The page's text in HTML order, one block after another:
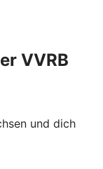
VVRB
und dich